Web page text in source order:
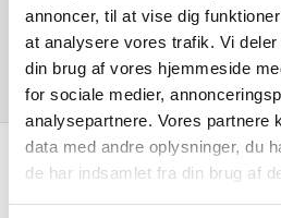
annoncer, til at vise dig
at analysere vores trafik. Vi
din brug af vores hjemmeside
for sociale medier,
analysepartnere. Vores partnere
data med andre oplysninger, du
de har indsamlet fra din brug af
Få de bedste